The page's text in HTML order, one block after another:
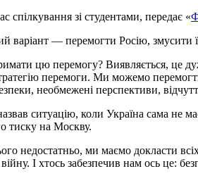
спілкування зі студентами, передає «
варіант — перемогти Росію, змусити
цю перемогу? Виявляється, це
перемоги. Ми можемо
необмежені перспективи,
ситуацію, коли Україна сама не
тиску на Москву.
недостатньо, ми маємо докласти
І хтось забезпечив нам ось це: